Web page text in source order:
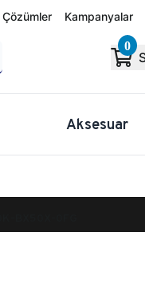
Kampanyalar
0
Aksesuar